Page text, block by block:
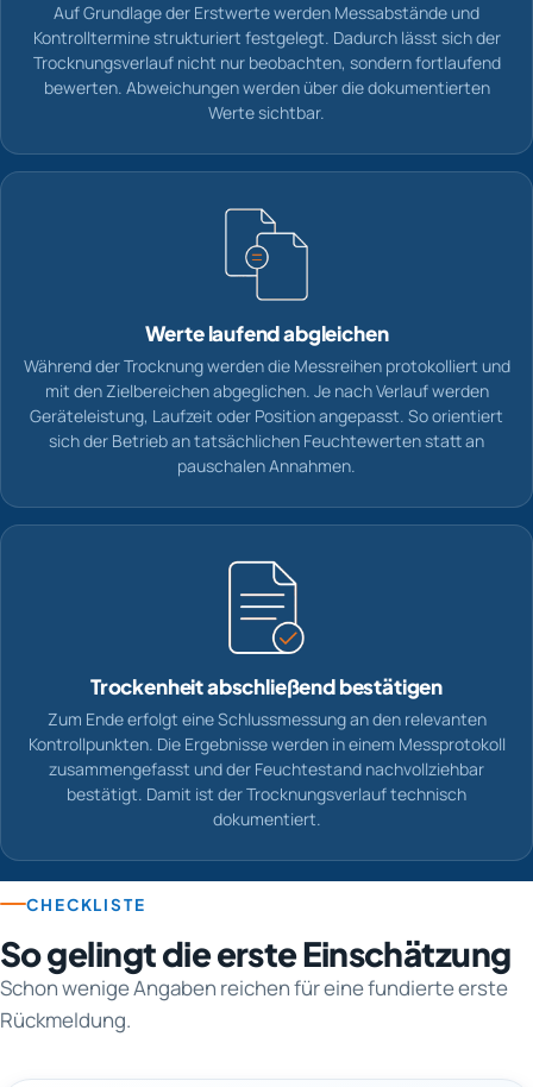
Auf Grundlage der Erstwerte werden Messabstände und
Kontrolltermine strukturiert festgelegt. Dadurch lässt sich der
Trocknungsverlauf nicht nur beobachten, sondern fortlaufend
bewerten. Abweichungen werden über die dokumentierten
Werte sichtbar.
Werte laufend abgleichen
Während der Trocknung werden die Messreihen protokolliert und
mit den Zielbereichen abgeglichen. Je nach Verlauf werden
Geräteleistung, Laufzeit oder Position angepasst. So orientiert
sich der Betrieb an tatsächlichen Feuchtewerten statt an
pauschalen Annahmen.
Trockenheit abschließend bestätigen
Zum Ende erfolgt eine Schlussmessung an den relevanten
Kontrollpunkten. Die Ergebnisse werden in einem Messprotokoll
zusammengefasst und der Feuchtestand nachvollziehbar
bestätigt. Damit ist der Trocknungsverlauf technisch
dokumentiert.
CHECKLISTE
So gelingt die erste Einschätzung
Schon wenige Angaben reichen für eine fundierte erste
Rückmeldung.